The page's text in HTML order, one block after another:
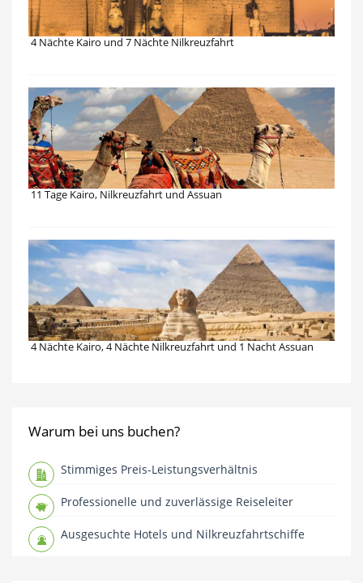
4 Nächte Kairo und 7 Nächte Nilkreuzfahrt
11 Tage Kairo, Nilkreuzfahrt und Assuan
4 Nächte Kairo, 4 Nächte Nilkreuzfahrt und 1 Nacht Assuan
Warum bei uns buchen?
Stimmiges Preis-Leistungsverhältnis
Professionelle und zuverlässige Reiseleiter
Ausgesuchte Hotels und Nilkreuzfahrtschiffe